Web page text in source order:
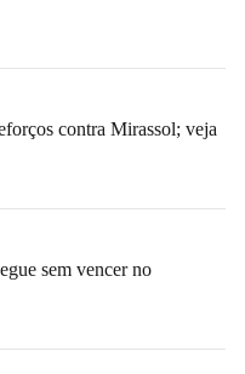
contra Mirassol; veja
sem vencer no